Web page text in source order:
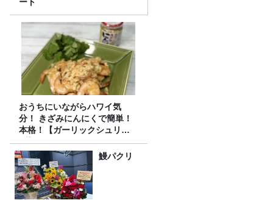
おうちにいながらハワイ気
分！ きざみにんにくで簡単！
本格！【ガーリックシュリン
プ】 桃屋のかんたんレシピ
鰻パクリ